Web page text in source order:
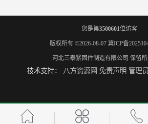
桂林7字地脚螺栓 地笼 高服务 百色钢结
您是第3500601位访客
版权所有 ©2026-08-07 冀ICP备
河北三泰紧固件制造有限公司 保留所
技术支持： 八方资源网 免责声明 管理